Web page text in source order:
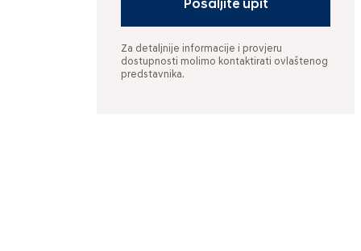
Pošaljite upit
Za detaljnije informacije i provjeru
dostupnosti molimo kontaktirati ovlaštenog
predstavnika.